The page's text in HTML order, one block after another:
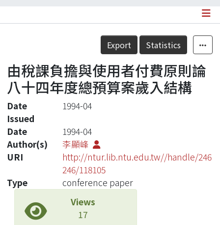
Statistics
Details
Export Statistics
由稅課負擔與使用者付費原則論
八十四年度總預算案歲入結構
Date
Issued
1994-04
Date
1994-04
Author(s)
李顯峰
URI
http://ntur.lib.ntu.edu.tw//handle/246
246/118105
Type
conference paper
Views
17